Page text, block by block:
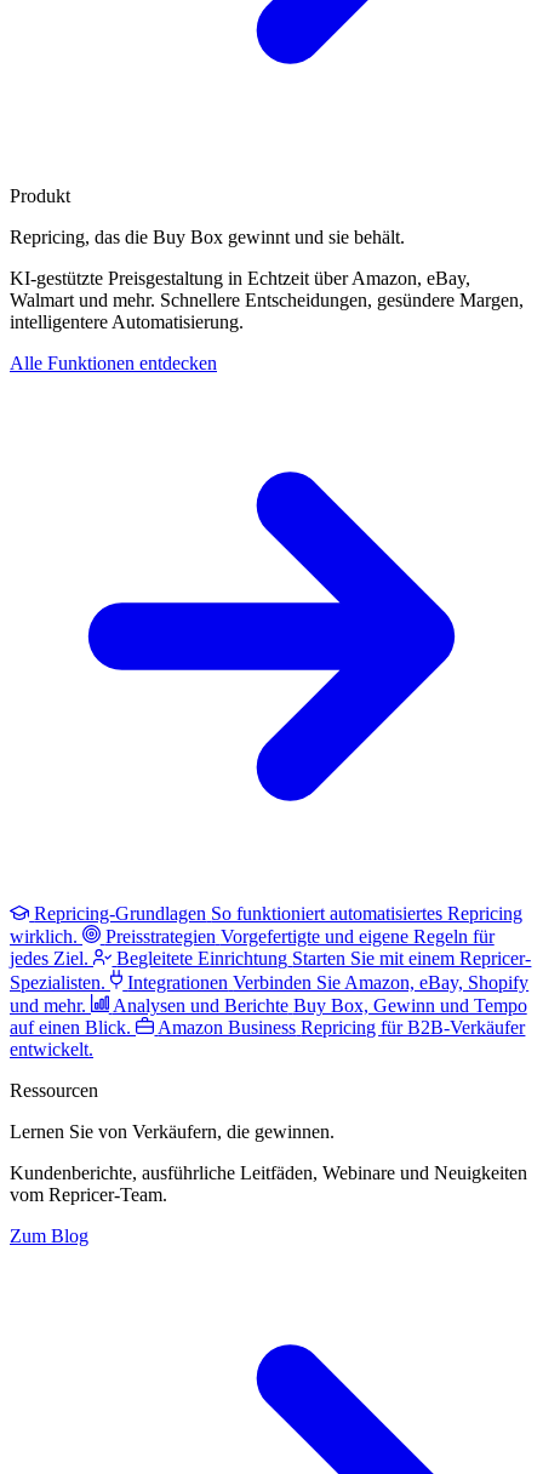
Produkt
Repricing, das die Buy Box gewinnt und sie behält.
KI-gestützte Preisgestaltung in Echtzeit über Amazon, eBay,
Walmart und mehr. Schnellere Entscheidungen, gesündere Margen,
intelligentere Automatisierung.
Alle Funktionen entdecken
Repricing-Grundlagen So funktioniert automatisiertes Repricing
wirklich.
Preisstrategien Vorgefertigte und eigene Regeln für
jedes Ziel.
Begleitete Einrichtung Starten Sie mit einem Repricer-
Spezialisten.
Integrationen Verbinden Sie Amazon, eBay, Shopify
und mehr.
Analysen und Berichte Buy Box, Gewinn und Tempo
auf einen Blick.
Amazon Business Repricing für B2B-Verkäufer
entwickelt.
Ressourcen
Lernen Sie von Verkäufern, die gewinnen.
Kundenberichte, ausführliche Leitfäden, Webinare und Neuigkeiten
vom Repricer-Team.
Zum Blog